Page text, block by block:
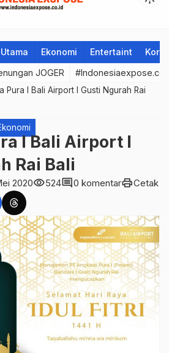
Ekonomi Entertaint
JOGER
Pura I Bali Airport I Gusti Ngurah Rai
I Bali Airport I
Rai Bali
2020visibility524comment0 komentarprintCetak